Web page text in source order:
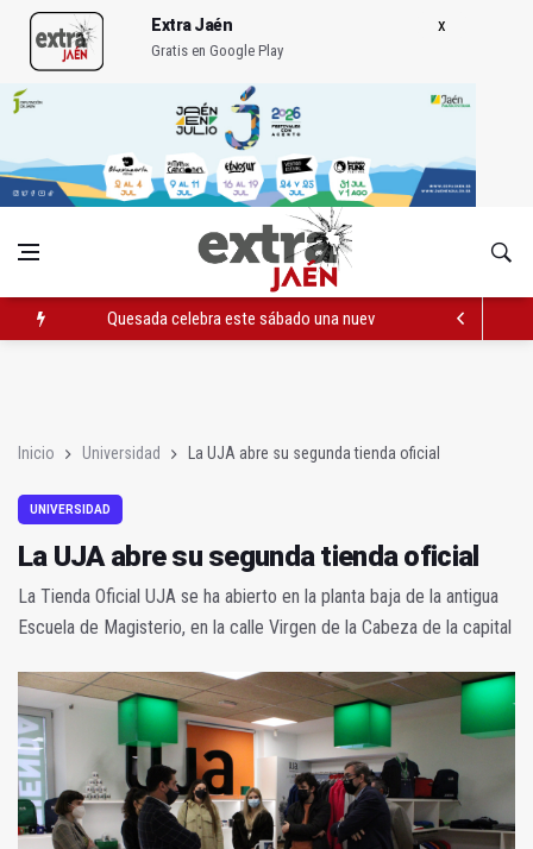
Extra Jaén
Gratis en Google Play
Quesada celebra este sábado una nueva jornada de Orgullo
La Junta amplia la alerta por listeria en Granada, Jaén y Sevilla
Inicio Universidad La UJA abre su segunda tienda oficial
UNIVERSIDAD
La UJA abre su segunda tienda oficial
La Tienda Oficial UJA se ha abierto en la planta baja de la antigua
Escuela de Magisterio, en la calle Virgen de la Cabeza de la capital